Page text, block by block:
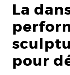
La
pour